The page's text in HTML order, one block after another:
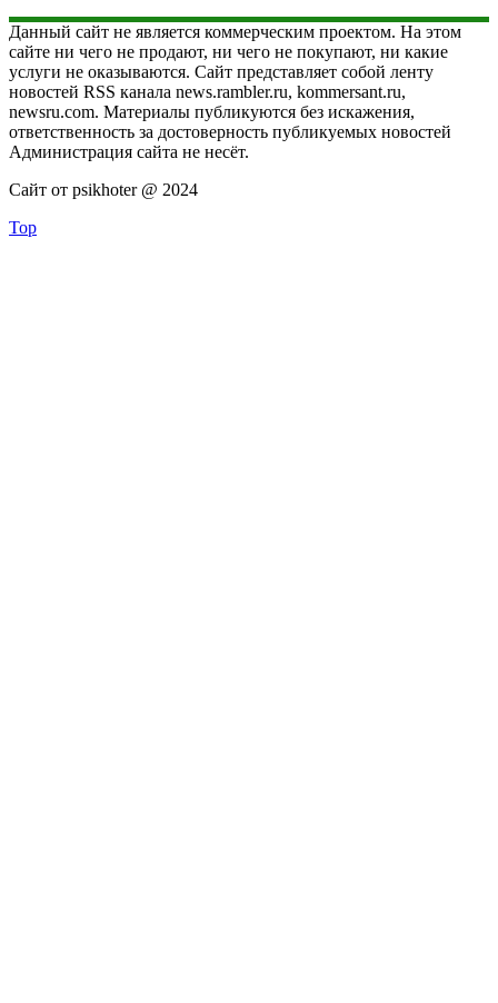
Данный сайт не является коммерческим проектом. На этом
сайте ни чего не продают, ни чего не покупают, ни какие
услуги не оказываются. Сайт представляет собой ленту
новостей RSS канала news.rambler.ru, kommersant.ru,
newsru.com. Материалы публикуются без искажения,
ответственность за достоверность публикуемых новостей
Администрация сайта не несёт.
Сайт от psikhoter @ 2024
Top